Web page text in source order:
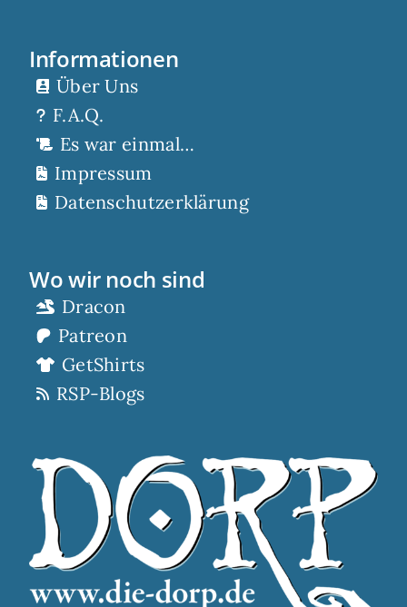
Informationen
Über Uns
F.A.Q.
Es war einmal…
Impressum
Datenschutzerklärung
Wo wir noch sind
Dracon
Patreon
GetShirts
RSP-Blogs